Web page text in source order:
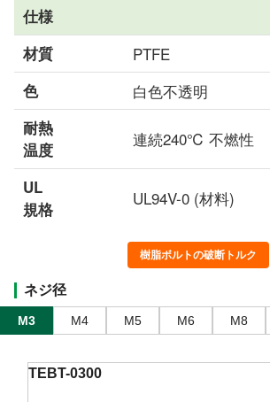
会社情報
仕様
材質
PTFE
色 白色不透明
耐熱
温度
連続240℃ 不燃性
UL
規格
UL94V-0 (材料)
樹脂ボルトの破断トルク
ネジ径
M3 M4 M5 M6 M8
TEBT-0300